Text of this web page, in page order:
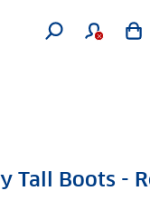
Tall Boots -